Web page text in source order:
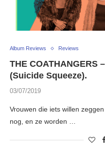
Album Reviews Reviews
THE COATHANGERS
(Suicide Squeeze).
03/07/2019
Vrouwen die iets willen
nog, en ze worden …